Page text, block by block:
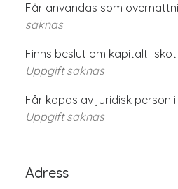
Får användas som
saknas
Finns beslut om
Uppgift saknas
Får köpas av juridisk person
Uppgift saknas
Adress